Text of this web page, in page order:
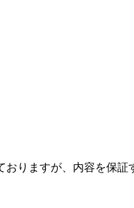
りますが、内容を保